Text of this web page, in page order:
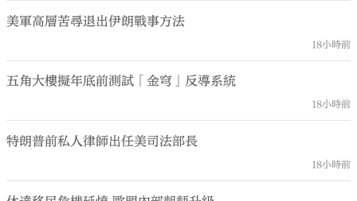
美軍高層苦尋退出伊朗戰事方法
18小時前
五角大樓擬年底前測試「金穹」反導系統
18小時前
特朗普前私人律師出任美司法部長
18小時前